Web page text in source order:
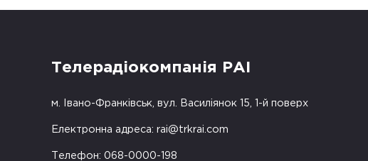
Телерадіокомпанія РАІ
м. Івано-Франківськ, вул. Василіянок 15, 1-й поверх
Електронна адреса: rai@trkrai.com
Телефон: 068-0000-198